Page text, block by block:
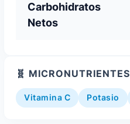
Carbohidratos
Netos
🧬 MICRONUTRIENTES
Vitamina C Potasio